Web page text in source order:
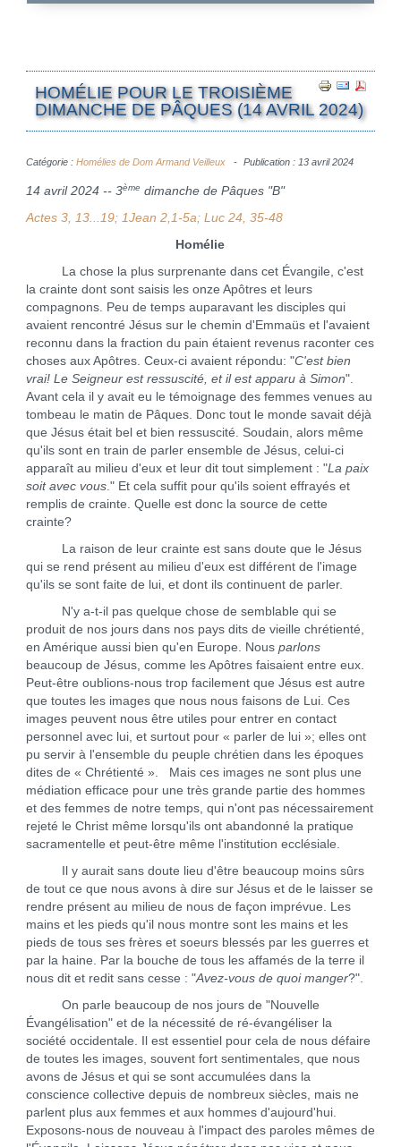
HOMÉLIE POUR LE TROISIÈME
DIMANCHE DE PÂQUES (14 AVRIL 2024)
Catégorie : Homélies de Dom Armand Veilleux Publication : 13 avril 2024
14 avril 2024 -- 3ème dimanche de Pâques "B"
Actes 3, 13...19; 1Jean 2,1-5a; Luc 24, 35-48
Homélie
La chose la plus surprenante dans cet Évangile, c'est
la crainte dont sont saisis les onze Apôtres et leurs
compagnons. Peu de temps auparavant les disciples qui
avaient rencontré Jésus sur le chemin d'Emmaüs et l'avaient
reconnu dans la fraction du pain étaient revenus raconter ces
choses aux Apôtres. Ceux-ci avaient répondu: "C'est bien
vrai! Le Seigneur est ressuscité, et il est apparu à Simon".
Avant cela il y avait eu le témoignage des femmes venues au
tombeau le matin de Pâques. Donc tout le monde savait déjà
que Jésus était bel et bien ressuscité. Soudain, alors même
qu'ils sont en train de parler ensemble de Jésus, celui-ci
apparaît au milieu d'eux et leur dit tout simplement : "La paix
soit avec vous." Et cela suffit pour qu'ils soient effrayés et
remplis de crainte. Quelle est donc la source de cette
crainte?
La raison de leur crainte est sans doute que le Jésus
qui se rend présent au milieu d'eux est différent de l'image
qu'ils se sont faite de lui, et dont ils continuent de parler.
N'y a-t-il pas quelque chose de semblable qui se
produit de nos jours dans nos pays dits de vieille chrétienté,
en Amérique aussi bien qu'en Europe. Nous parlons
beaucoup de Jésus, comme les Apôtres faisaient entre eux.
Peut-être oublions-nous trop facilement que Jésus est autre
que toutes les images que nous nous faisons de Lui. Ces
images peuvent nous être utiles pour entrer en contact
personnel avec lui, et surtout pour « parler de lui »; elles ont
pu servir à l'ensemble du peuple chrétien dans les époques
dites de « Chrétienté ». Mais ces images ne sont plus une
médiation efficace pour une très grande partie des hommes
et des femmes de notre temps, qui n'ont pas nécessairement
rejeté le Christ même lorsqu'ils ont abandonné la pratique
sacramentelle et peut-être même l'institution ecclésiale.
Il y aurait sans doute lieu d'être beaucoup moins sûrs
de tout ce que nous avons à dire sur Jésus et de le laisser se
rendre présent au milieu de nous de façon imprévue. Les
mains et les pieds qu'il nous montre sont les mains et les
pieds de tous ses frères et soeurs blessés par les guerres et
par la haine. Par la bouche de tous les affamés de la terre il
nous dit et redit sans cesse : "Avez-vous de quoi manger?".
On parle beaucoup de nos jours de "Nouvelle
Évangélisation" et de la nécessité de ré-évangéliser la
société occidentale. Il est essentiel pour cela de nous défaire
de toutes les images, souvent fort sentimentales, que nous
avons de Jésus et qui se sont accumulées dans la
conscience collective depuis de nombreux siècles, mais ne
parlent plus aux femmes et aux hommes d'aujourd'hui.
Exposons-nous de nouveau à l'impact des paroles mêmes de